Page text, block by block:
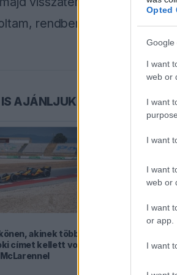
Opted
Google
I want
web or
I want
I want
I want
web or
I want
or app.
I want
rendben, ő a kedvenc
IS AJÁNLJUK
akinek több
címet kellett volna
FORMA-1
miközben